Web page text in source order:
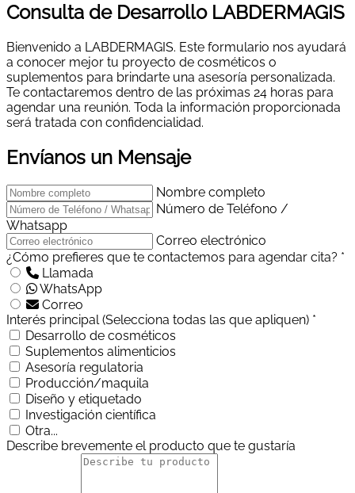
Consulta de Desarrollo LABDERMAGIS
Bienvenido a LABDERMAGIS. Este formulario nos ayudará
a conocer mejor tu proyecto de cosméticos o
suplementos para brindarte una asesoría personalizada.
Te contactaremos dentro de las próximas 24 horas para
agendar una reunión. Toda la información proporcionada
será tratada con confidencialidad.
Envíanos un Mensaje
Nombre completo
Número de Teléfono /
Whatsapp
Correo electrónico
¿Cómo prefieres que te contactemos para agendar cita? *
Llamada
WhatsApp
Correo
Interés principal (Selecciona todas las que apliquen) *
Desarrollo de cosméticos
Suplementos alimenticios
Asesoría regulatoria
Producción/maquila
Diseño y etiquetado
Investigación científica
Otra...
Describe brevemente el producto que te gustaría